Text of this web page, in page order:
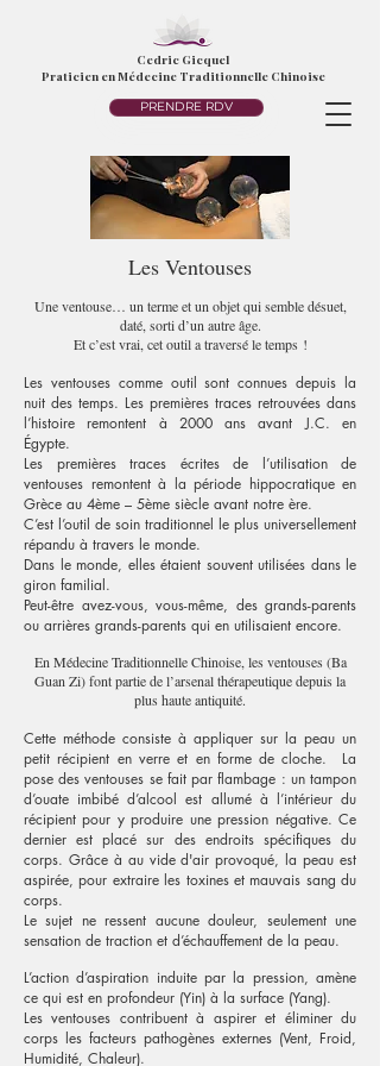
Cedric Gicquel
Praticien en Médecine Traditionnelle Chinoise
PRENDRE RDV
Les Ventouses
Une ventouse… un terme et un objet qui semble désuet,
daté, sorti d’un autre âge.
Et c’est vrai, cet outil a traversé le temps !
Les ventouses comme outil sont connues depuis la
nuit des temps. Les premières traces retrouvées dans
l’histoire remontent à 2000 ans avant J.C. en
Égypte.
Les premières traces écrites de l’utilisation de
ventouses remontent à la période hippocratique en
Grèce au 4ème – 5ème siècle avant notre ère.
C’est l’outil de soin traditionnel le plus universellement
répandu à travers le monde.
Dans le monde, elles étaient souvent utilisées dans le
giron familial.
Peut-être avez-vous, vous-même, des grands-parents
ou arrières grands-parents qui en utilisaient encore.
En Médecine Traditionnelle Chinoise, les ventouses (Ba
Guan Zi) font partie de l’arsenal thérapeutique depuis la
plus haute antiquité.
Cette méthode consiste à appliquer sur la peau un
petit récipient en verre et en forme de cloche. La
pose des ventouses se fait par flambage : un tampon
d’ouate imbibé d’alcool est allumé à l’intérieur du
récipient pour y produire une pression négative. Ce
dernier est placé sur des endroits spécifiques du
corps. Grâce à au vide d'air provoqué, la peau est
aspirée, pour extraire les toxines et mauvais sang du
corps.
Le sujet ne ressent aucune douleur, seulement une
sensation de traction et d’échauffement de la peau.
L’action d’aspiration induite par la pression, amène
ce qui est en profondeur (Yin) à la surface (Yang).
Les ventouses contribuent à aspirer et éliminer du
corps les facteurs pathogènes externes (Vent, Froid,
Humidité, Chaleur).